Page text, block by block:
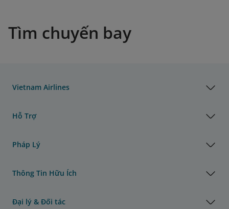
Tìm chuyến bay
Vietnam Airlines
Hỗ Trợ
Pháp Lý
Thông Tin Hữu Ích
Đại lý & Đối tác